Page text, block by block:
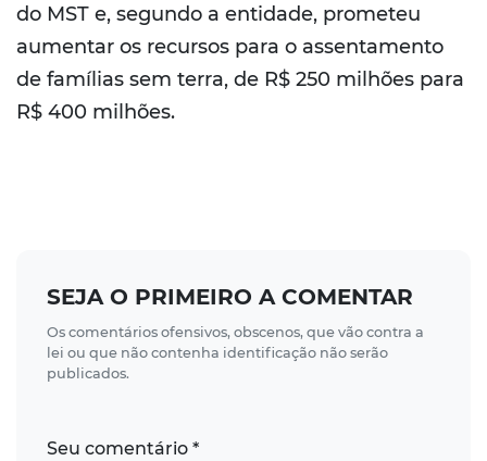
do MST e, segundo a entidade, prometeu
aumentar os recursos para o assentamento
de famílias sem terra, de R$ 250 milhões para
R$ 400 milhões.
SEJA O PRIMEIRO A COMENTAR
Os comentários ofensivos, obscenos, que vão contra a
lei ou que não contenha identificação não serão
publicados.
Seu comentário *